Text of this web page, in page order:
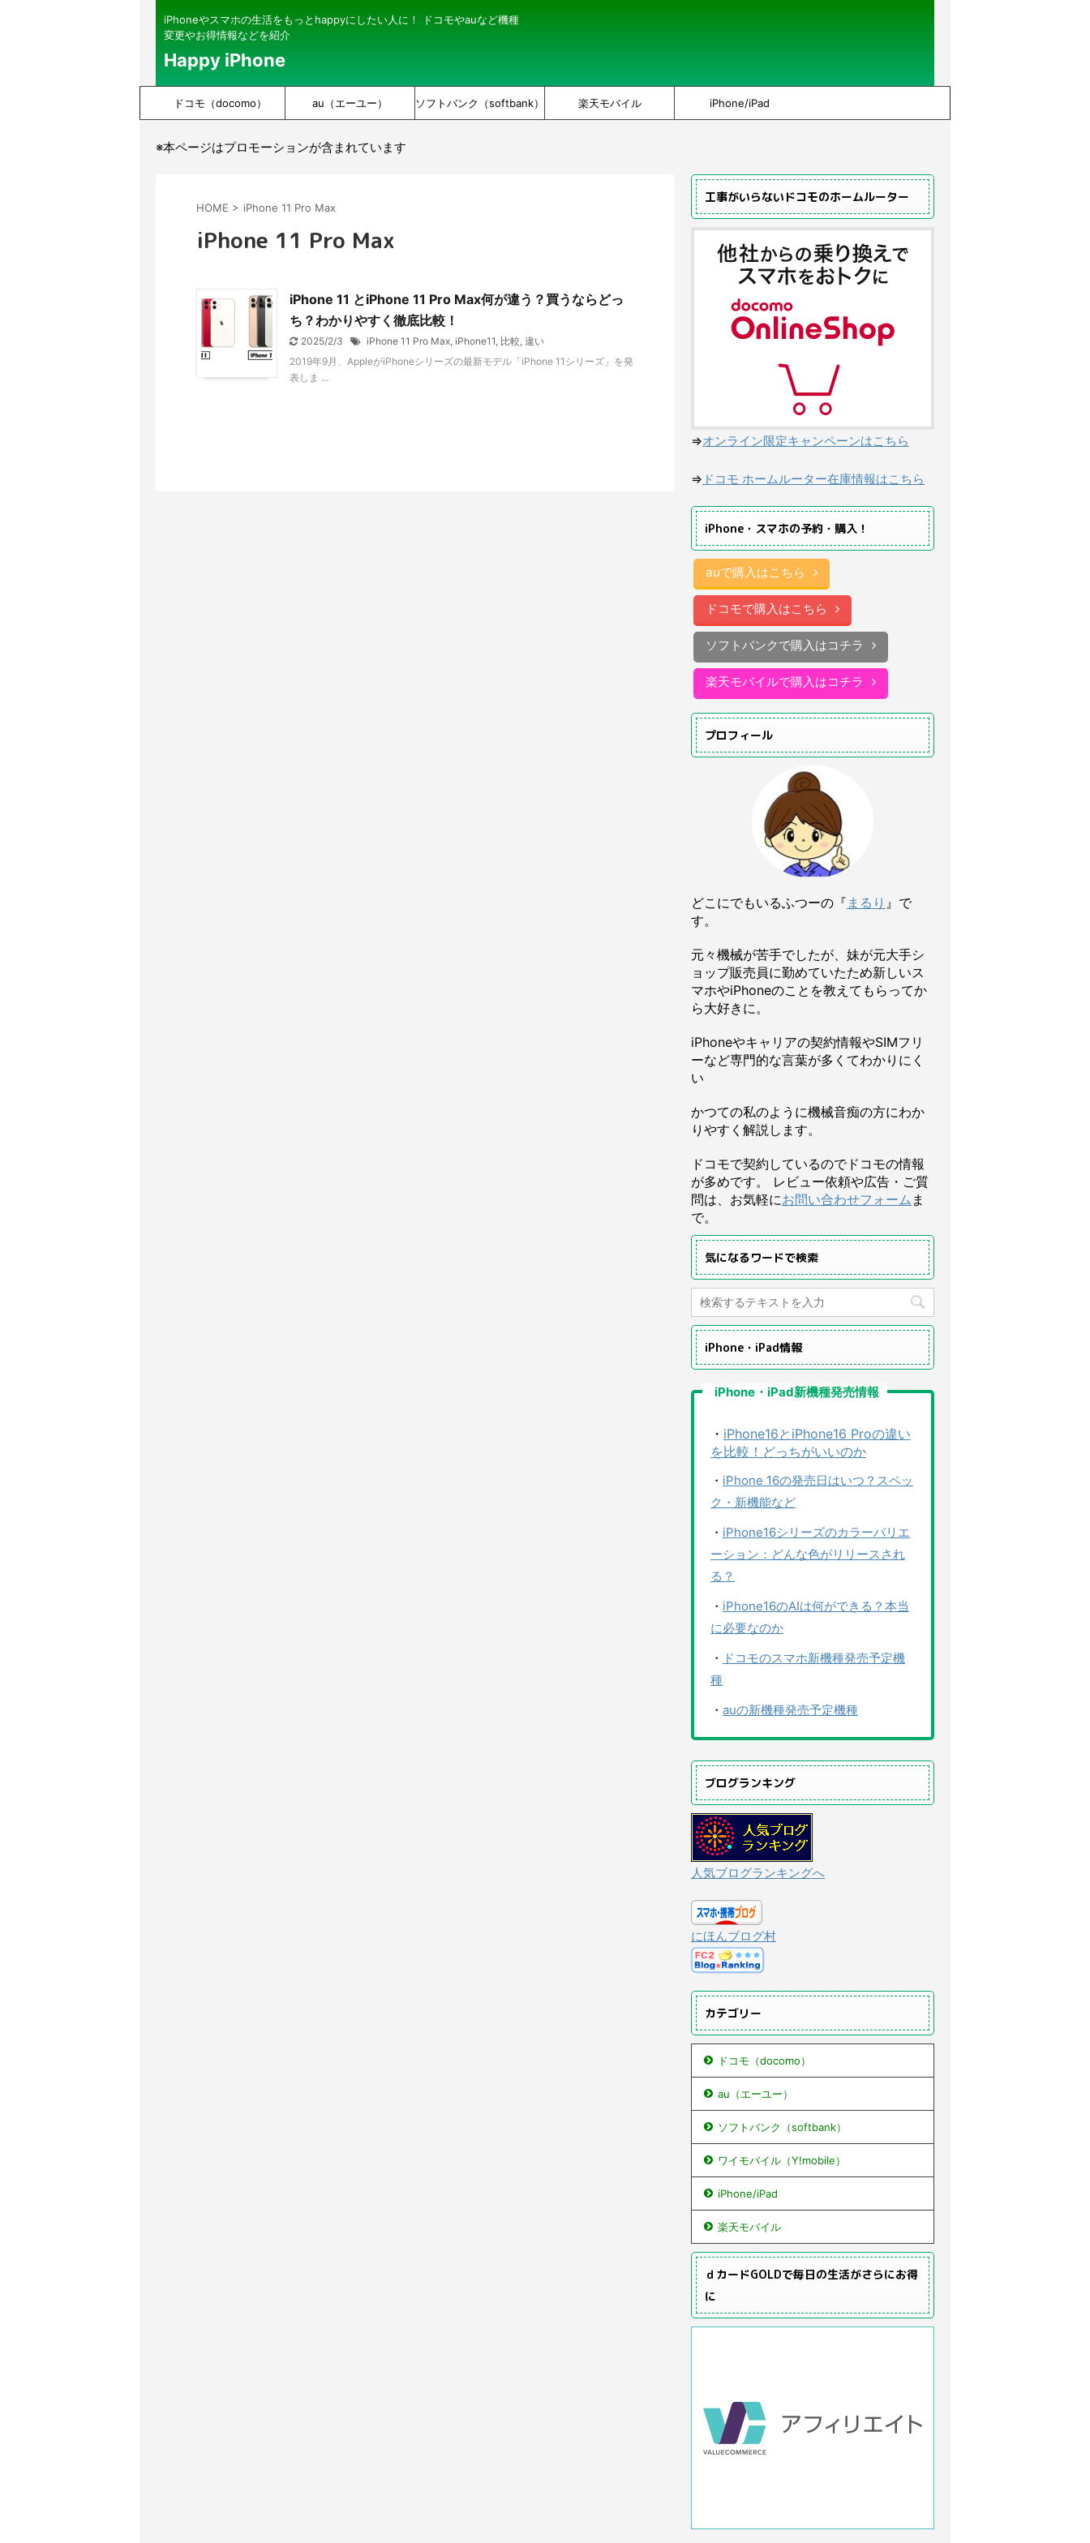
iPhoneやスマホの生活をもっとhappyにしたい人に！ ドコモやauなど機種
変更やお得情報などを紹介
Happy iPhone
ドコモ（docomo） au（エーユー） ソフトバンク（softbank） 楽天モバイル iPhone/iPad
※本ページはプロモーションが含まれています
HOME > iPhone 11 Pro Max
iPhone 11 Pro Max
iPhone 11 とiPhone 11 Pro Max何が違う？買うならどっ
ち？わかりやすく徹底比較！
2025/2/3 iPhone 11 Pro Max, iPhone11, 比較, 違い
2019年9月、AppleがiPhoneシリーズの最新モデル「iPhone 11シリーズ」を発
表しま ...
工事がいらないドコモのホームルーター
⇒オンライン限定キャンペーンはこちら
⇒ ドコモ ホームルーター在庫情報はこちら
iPhone・スマホの予約・購入！
auで購入はこちら
ドコモで購入はこちら
ソフトバンクで購入はコチラ
楽天モバイルで購入はコチラ
プロフィール
どこにでもいるふつーの『 まるり 』で
す。
元々機械が苦手でしたが、妹が元大手シ
ョップ販売員に勤めていたため新しいス
マホやiPhoneのことを教えてもらってか
ら大好きに。
iPhoneやキャリアの契約情報やSIMフリ
ーなど専門的な言葉が多くてわかりにく
い
かつての私のように機械音痴の方にわか
りやすく解説します。
ドコモで契約しているのでドコモの情報
が多めです。 レビュー依頼や広告・ご質
問は、お気軽にお問い合わせフォーム ま
で。
気になるワードで検索
iPhone・iPad情報
iPhone・iPad新機種発売情報
・ iPhone16とiPhone16 Proの違い
を比較！どっちがいいのか
・ iPhone 16の発売日はいつ？スペッ
ク・新機能など
・ iPhone16シリーズのカラーバリエ
ーション：どんな色がリリースされ
る？
・ iPhone16のAIは何ができる？本当
に必要なのか
・ ドコモのスマホ新機種発売予定機
種
・ auの新機種発売予定機種
ブログランキング
人気ブログランキングへ
にほんブログ村
カテゴリー
ドコモ（docomo）
au（エーユー）
ソフトバンク（softbank）
ワイモバイル（Y!mobile）
iPhone/iPad
楽天モバイル
ｄカードGOLDで毎日の生活がさらにお得
に